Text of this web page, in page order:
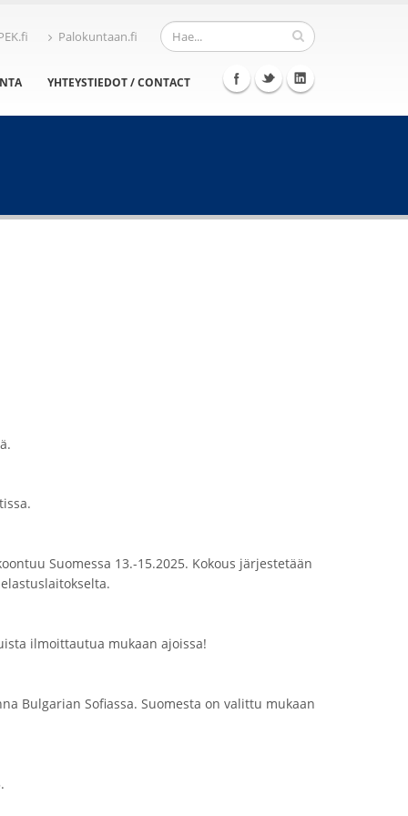
Palokuntaan.fi
YHTEYSTIEDOT / CONTACT
Suomessa 13.-15.2025. Kokous järjestetään
ilmoittautua mukaan ajoissa!
Bulgarian Sofiassa. Suomesta on valittu mukaan